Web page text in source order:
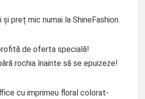
preț mic numai la ShineFashion.
de oferta specială!
rochia înainte să se epuizeze!
cu imprimeu floral colorat-